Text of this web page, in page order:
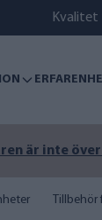
Kvalitet
är inte
Tillbehör